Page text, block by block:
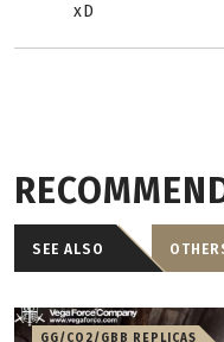
xD
SEE ALSO
GG/CO2/GBB REPLICAS